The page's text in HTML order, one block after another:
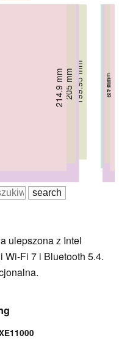
199.95 mm 16.96 mm
211 mm 18.2 mm
211 mm 18.2 mm
228.98 mm 15.85 mm
205 mm 12.9 mm
214.9 mm 6.1 mm
ulepszona z Intel
Wi-Fi 7 i Bluetooth 5.4.